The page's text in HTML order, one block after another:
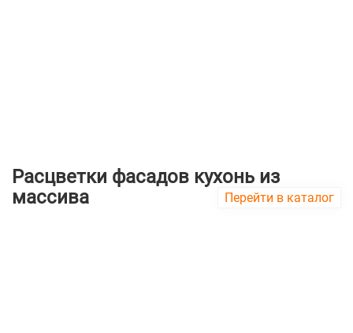
Расцветки фасадов кухонь из
массива
Перейти в каталог